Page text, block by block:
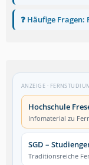
❓ Häufige
ANZEIGE ·
Hochschule
Infomaterial zu
SGD –
Traditionsreiche